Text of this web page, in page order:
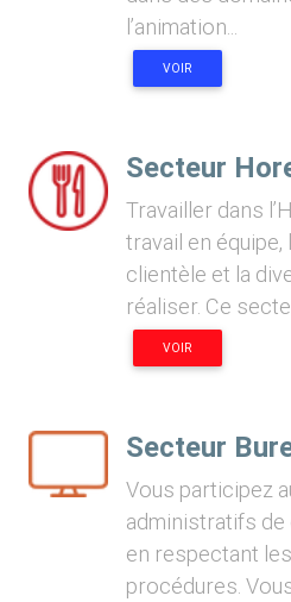
l’animation...
VOIR
Secteur
Travailler dans
travail en
clientèle et la
réaliser. Ce
VOIR
Secteur
Vous participez
administratifs
en respectant
procédures.